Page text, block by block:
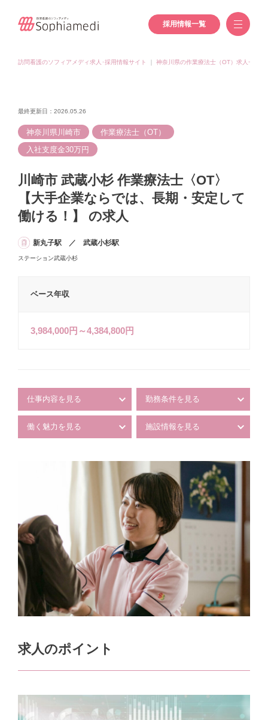
採用情報一覧
訪問看護のソフィアメディ求人･採用情報サイト 神奈川県の作業療法士（OT）求人一覧
最終更新日：2026.05.26
神奈川県川崎市
作業療法士（OT）
入社支度金30万円
川崎市 武蔵小杉 作業療法士〈OT〉
【大手企業ならでは、長期・安定して
働ける！】 の求人
新丸子駅 ／ 武蔵小杉駅
ステーション武蔵小杉
ベース年収
3,984,000円～4,384,800円
仕事内容を見る 勤務条件を見る
働く魅力を見る 施設情報を見る
求人のポイント